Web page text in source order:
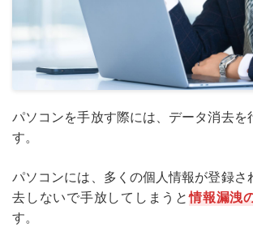
パソコンを手放す際には、データ消去を
す。
パソコンには、多くの個人情報が登録さ
去しないで手放してしまうと情報漏洩
す。